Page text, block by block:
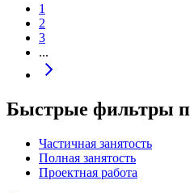
1
2
3
...
Быстрые фильтры
Частичная занятость
Полная занятость
Проектная работа